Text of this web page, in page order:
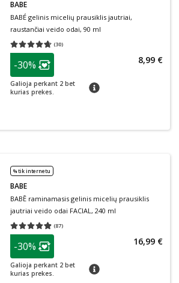
BABE
BABÉ gelinis micelių prausiklis jautriai,
raustančiai veido odai, 90 ml
(30)
Vidutinis įvertinimas 4.67
patarimas
Lojalumo klubo narių nuolaida
-30%
Galioja perkant 2 bet
kurias prekes.
patarimas
8,99 €
% tik internetu
BABE
BABĒ raminamasis gelinis micelių prausiklis
jautriai veido odai FACIAL, 240 ml
(87)
Vidutinis įvertinimas 4.85
patarimas
Lojalumo klubo narių nuolaida
-30%
Galioja perkant 2 bet
kurias prekes.
patarimas
16,99 €